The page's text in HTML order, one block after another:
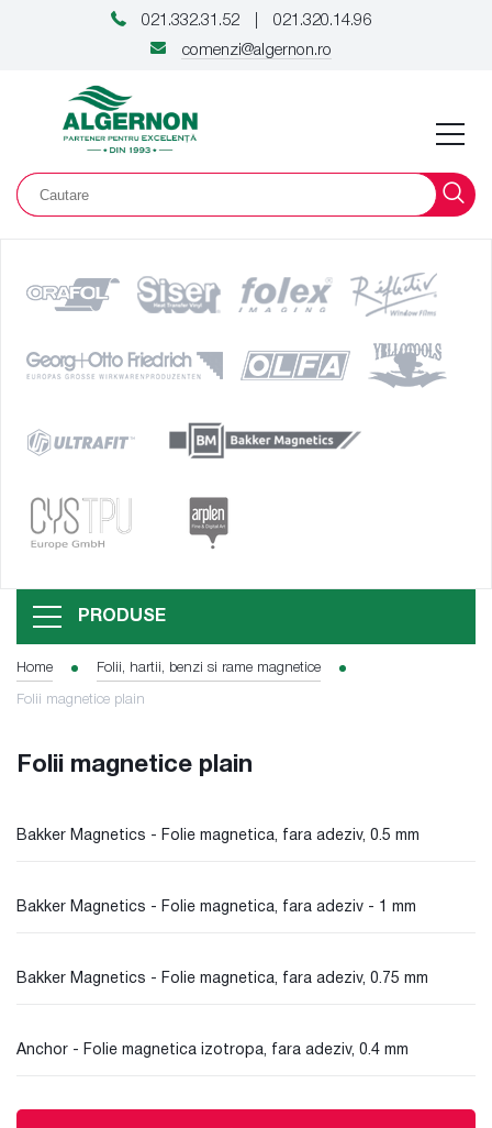
021.332.31.52
021.320.14.96
comenzi@algernon.ro
PRODUSE
Home Folii, hartii, benzi si rame magnetice
Folii magnetice plain
Folii magnetice plain
Bakker Magnetics - Folie magnetica, fara adeziv, 0.5 mm
Bakker Magnetics - Folie magnetica, fara adeziv - 1 mm
Bakker Magnetics - Folie magnetica, fara adeziv, 0.75 mm
Anchor - Folie magnetica izotropa, fara adeziv, 0.4 mm